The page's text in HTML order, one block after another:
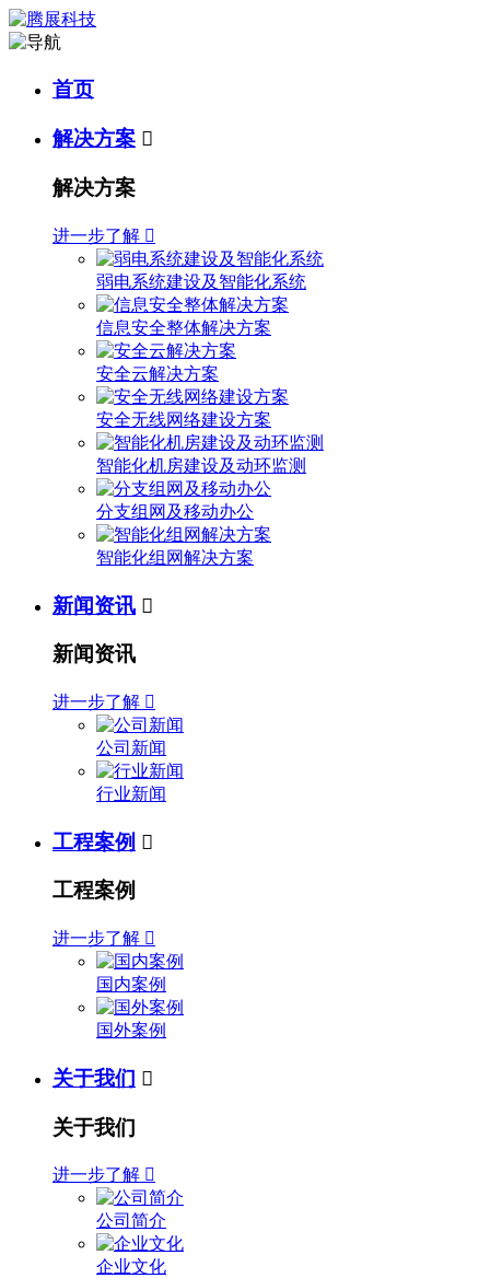
首页
解决方案 
解决方案
进一步了解 
弱电系统建设及智能化系统
信息安全整体解决方案
安全云解决方案
安全无线网络建设方案
智能化机房建设及动环监测
分支组网及移动办公
智能化组网解决方案
新闻资讯 
新闻资讯
进一步了解 
公司新闻
行业新闻
工程案例 
工程案例
进一步了解 
国内案例
国外案例
关于我们 
关于我们
进一步了解 
公司简介
企业文化